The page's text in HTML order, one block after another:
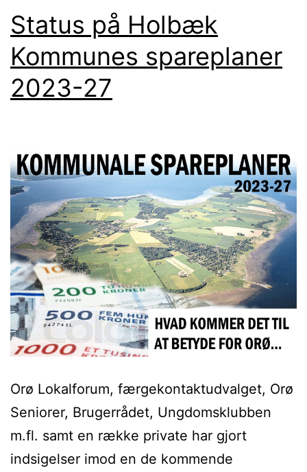
Status på Holbæk
Kommunes spareplaner
2023-27
Orø Lokalforum, færgekontaktudvalget, Orø
Seniorer, Brugerrådet, Ungdomsklubben
m.fl. samt en række private har gjort
indsigelser imod en de kommende